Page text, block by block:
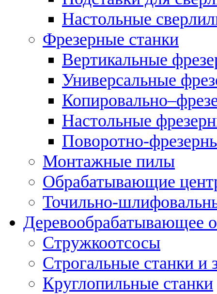
Настольные
Фрезерные станки
Вертикальные
Универсальные
Настольные
Поворотно-
Монтажные пилы
Обрабатывающие
Точильно-
Деревообрабатывающее
Стружкоотсосы
Строгальные станки и
Круглопильные станки